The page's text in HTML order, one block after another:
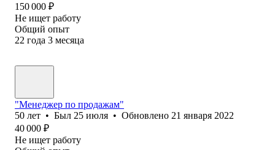
150 000 ₽
Не ищет работу
Общий опыт
22 года 3 месяца
"Менеджер по продажам"
50 лет • Был 25 июля • Обновлено 21 января 2022
40 000 ₽
Не ищет работу